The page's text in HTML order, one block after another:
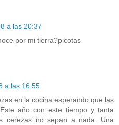
a las 20:37
por mi tierra?picotas
a las 16:55
en la cocina esperando que las
año con este tiempo y tanta
cerezas no sepan a nada. Una